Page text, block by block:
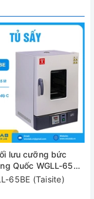
gỉ.
Việt
WGLL-
45 lít
lưu cưỡng bức
Quốc WGLL-65BE
LCD)
65BE (Taisite)